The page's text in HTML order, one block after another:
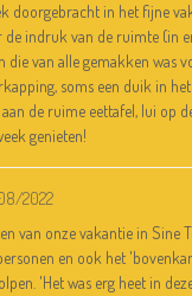
doorgebracht in het fijne
de indruk van de ruimte (in
die van alle gemakken was
soms een duik in
de ruime eettafel, lui op
genieten!
2022
van onze vakantie in Sine
en ook het
'Het was erg heet in